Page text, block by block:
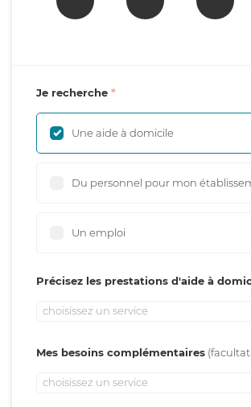
Je recherche
Une aide à domicile
Du personnel pour mon
Un emploi
Précisez les prestations d'aide à
choisissez un service
Mes besoins complémentaires
choisissez un service